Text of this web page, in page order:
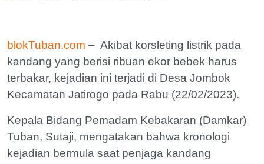
blokTuban.com – Akibat korsleting listrik pada
kandang yang berisi ribuan ekor bebek harus
terbakar, kejadian ini terjadi di Desa Jombok
Kecamatan Jatirogo pada Rabu (22/02/2023).
Kepala Bidang Pemadam Kebakaran (Damkar)
Tuban, Sutaji, mengatakan bahwa kronologi
kejadian bermula saat penjaga kandang